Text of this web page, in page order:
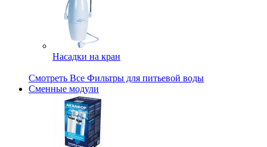
Насадки на кран
Смотреть Все Фильтры для питьевой воды
Сменные модули